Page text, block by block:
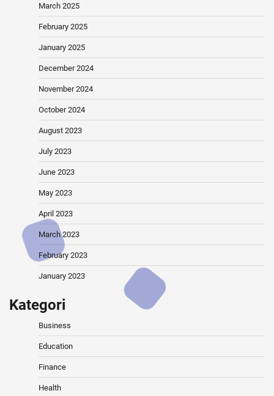
March 2025
February 2025
January 2025
December 2024
November 2024
October 2024
August 2023
July 2023
June 2023
May 2023
April 2023
March 2023
February 2023
January 2023
Kategori
Business
Education
Finance
Health